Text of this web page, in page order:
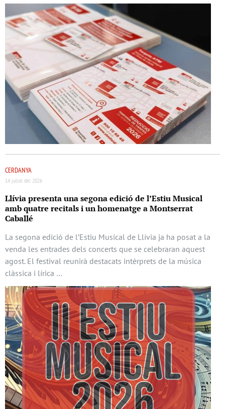
CERDANYA
14 juliol del 2026
Llívia presenta una segona edició de l’Estiu Musical
amb quatre recitals i un homenatge a Montserrat
Caballé
La segona edició de l’Estiu Musical de Llívia ja ha posat a la
venda les entrades dels concerts que se celebraran aquest
agost. El festival reunirà destacats intèrprets de la música
clàssica i lírica …